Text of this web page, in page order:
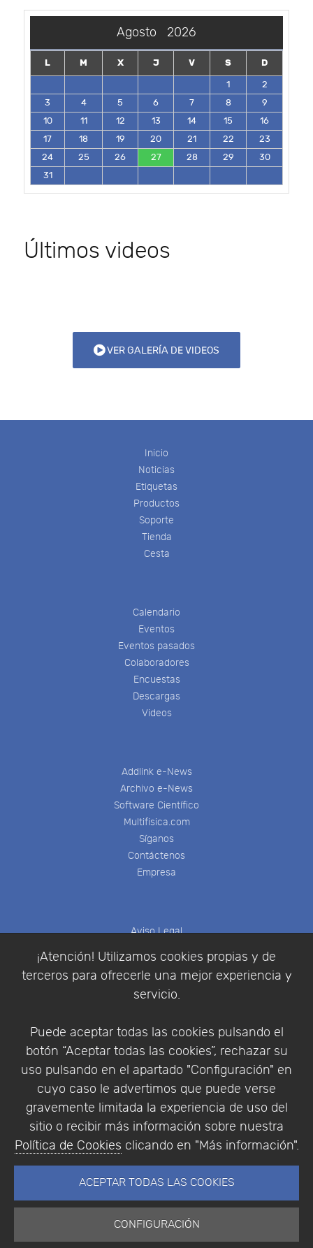
¡Atención! Utilizamos cookies propias y de
terceros para ofrecerle una mejor experiencia y
servicio.
Puede aceptar todas las cookies pulsando el
botón “Aceptar todas las cookies”, rechazar su
uso pulsando en el apartado "Configuración" en
cuyo caso le advertimos que puede verse
gravemente limitada la experiencia de uso del
sitio o recibir más información sobre nuestra
Política de Cookies clicando en "Más información".
ACEPTAR TODAS LAS COOKIES
CONFIGURACIÓN
Agosto 2026
L M X J V S
D
1
2
3
4 5 6 7 8
9
10
11 12 13 14 15
16
17
18 19 20 21 22
23
24
25 26 27 28 29
30
31
Últimos videos
VER GALERÍA DE VIDEOS
Inicio
Noticias
Etiquetas
Productos
Soporte
Tienda
Cesta
Calendario
Eventos
Eventos pasados
Colaboradores
Encuestas
Descargas
Videos
Addlink e-News
Archivo e-News
Software Científico
Multifisica.com
Síganos
Contáctenos
Empresa
Aviso Legal
Política de Privacidad
Condiciones de compra
Identificarse
Empresa|Aviso Legal| Política de Privacidad |
Política de Cookies
© Copyright 1994 - 2026. Addlink Software
Científico, S.L.
Portugal.